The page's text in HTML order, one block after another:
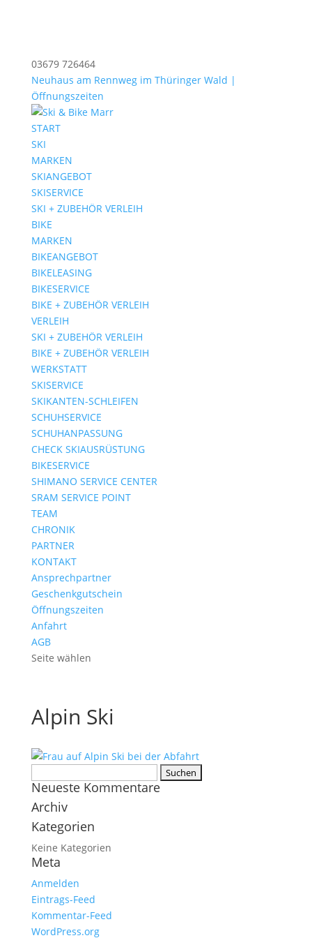
03679 726464
Neuhaus am Rennweg im Thüringer Wald |
Öffnungszeiten
START
SKI
MARKEN
SKIANGEBOT
SKISERVICE
SKI + ZUBEHÖR VERLEIH
BIKE
MARKEN
BIKEANGEBOT
BIKELEASING
BIKESERVICE
BIKE + ZUBEHÖR VERLEIH
VERLEIH
SKI + ZUBEHÖR VERLEIH
BIKE + ZUBEHÖR VERLEIH
WERKSTATT
SKISERVICE
SKIKANTEN-SCHLEIFEN
SCHUHSERVICE
SCHUHANPASSUNG
CHECK SKIAUSRÜSTUNG
BIKESERVICE
SHIMANO SERVICE CENTER
SRAM SERVICE POINT
TEAM
CHRONIK
PARTNER
KONTAKT
Ansprechpartner
Geschenkgutschein
Öffnungszeiten
Anfahrt
AGB
Seite wählen
Alpin Ski
nach:
Neueste Kommentare
Archiv
Kategorien
Keine Kategorien
Meta
Anmelden
Eintrags-Feed
Kommentar-Feed
WordPress.org